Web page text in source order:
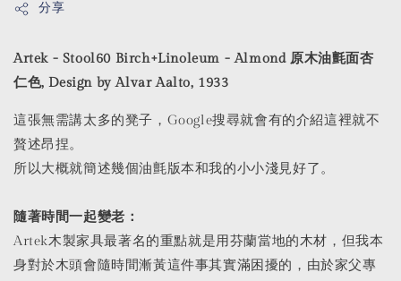
分享
Artek - Stool60 Birch+Linoleum - Almond 原木油氈面杏
仁色, Design by Alvar Aalto, 1933
這張無需講太多的凳子，Google搜尋就會有的介紹這裡就不
贅述昂捏。
所以大概就簡述幾個油氈版本和我的小小淺見好了。
隨著時間一起變老：
Artek木製家具最著名的重點就是用芬蘭當地的木材，但我本
身對於木頭會隨時間漸黃這件事其實滿困擾的，由於家父專